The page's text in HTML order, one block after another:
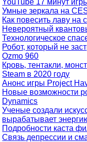
YouTube 17 минут
Умные зеркала на
Как повесить лаву на
Невероятный
Технологическое
Робот, который не
Ozmo 960
Кровь, тентакли,
Steam в 2020 году
Анонс игры Project
Новые возможности
Dynamics
Ученые создали
вырабатывает
Подробности каста
Связь депрессии и